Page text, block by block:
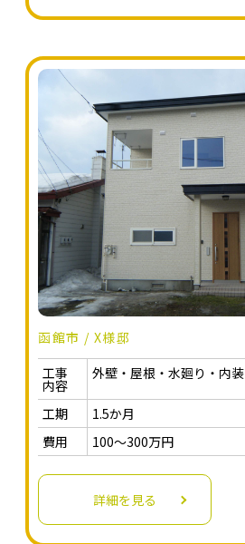
函館市 / X様邸
工事
内容
外壁・屋根・水廻り・内装
工期
1.5か月
費用
100～300万円
詳細を見る